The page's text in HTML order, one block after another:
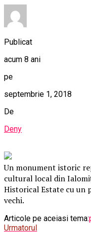
Publicat
acum 8 ani
pe
septembrie 1, 2018
De
Deny
Un monument istoric
cultural local din
Historical Estate cu un
vechi.
Articole pe aceiasi tema:
Urmatorul